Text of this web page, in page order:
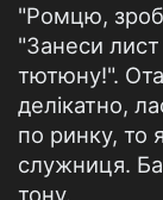
"Ромцю,
"Занеси лист
тютюну!".
делікатно,
по ринку, то
служниця.
тону.